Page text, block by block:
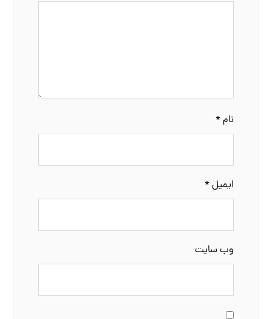
نام *
ایمیل *
وب‌ سایت